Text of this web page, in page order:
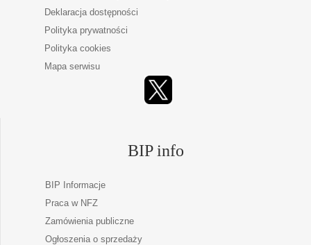
Deklaracja dostępności
Polityka prywatności
Polityka cookies
Mapa serwisu
BIP info
BIP Informacje
Praca w NFZ
Zamówienia publiczne
Ogłoszenia o sprzedaży